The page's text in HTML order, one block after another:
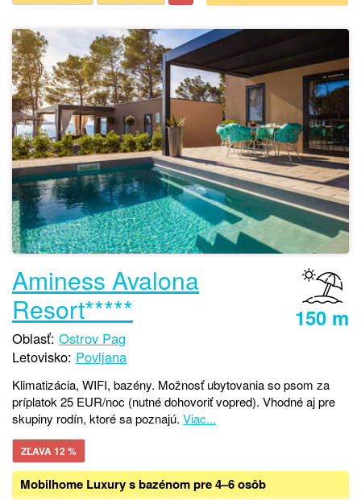
150 m
Aminess Avalona
Resort*****
Oblasť: Ostrov Pag
Letovisko: Povljana
Klimatizácia, WIFI, bazény. Možnosť ubytovania so psom za
príplatok 25 EUR/noc (nutné dohovoriť vopred). Vhodné aj pre
skupiny rodín, ktoré sa poznajú. Viac...
ZĽAVA 12 %
Mobilhome Luxury s bazénom pre 4–6 osôb